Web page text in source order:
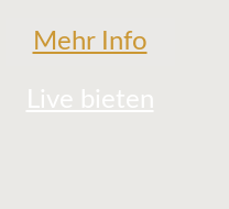
Mehr Info
Live bieten